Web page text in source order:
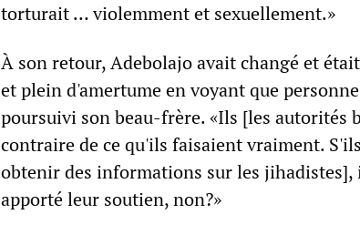
torturait … violemment et sexuellement.»
À son retour, Adebolajo avait changé et
et plein d'amertume en voyant que
poursuivi son beau-frère. «Ils [les
contraire de ce qu'ils faisaient vraiment.
obtenir des informations sur les
apporté leur soutien, non?»